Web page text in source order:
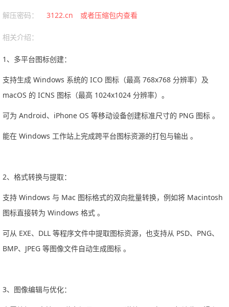
解压密码： 3122.cn 或者压缩包内查看
相关介绍：
‌1、多平台图标创建‌：
支持生成 Windows 系统的 ICO 图标（最高 768x768 分辨率）及
macOS 的 ICNS 图标（最高 1024x1024 分辨率）。
可为 Android、iPhone OS 等移动设备创建标准尺寸的 PNG 图标 。
能在 Windows 工作站上完成跨平台图标资源的打包与输出 。‌‌
2‌、格式转换与提取‌：
支持 Windows 与 Mac 图标格式的双向批量转换，例如将 Macintosh
图标直接转为 Windows 格式 。
可从 EXE、DLL 等程序文件中提取图标资源，也支持从 PSD、PNG、
BMP、JPEG 等图像文件自动生成图标 。‌‌‌
3‌、图像编辑与优化‌：